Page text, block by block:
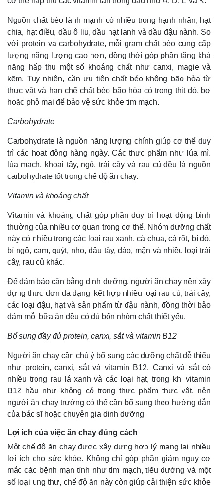
Thế giới
Quan sát
Cuộc sống đó đây
Multimedia
Video
Ảnh
Infographic
Nguồn chất béo lành mạnh có nhiều trong hạnh nhân, hạt
chia, hạt điều, dầu ô liu, dầu hạt lanh và dầu đậu nành. So
với protein và carbohydrate, mỗi gram chất béo cung cấp
lượng năng lượng cao hơn, đồng thời góp phần tăng khả
năng hấp thu một số khoáng chất như canxi, magie và
kẽm. Tuy nhiên, cần ưu tiên chất béo không bão hòa từ
thực vật và hạn chế chất béo bão hòa có trong thịt đỏ, bơ
hoặc phô mai để bảo vệ sức khỏe tim mạch.
Carbohydrate
Carbohydrate là nguồn năng lượng chính giúp cơ thể duy
trì các hoạt động hàng ngày. Các thực phẩm như lúa mì,
lúa mạch, khoai tây, ngô, trái cây và rau củ đều là nguồn
carbohydrate tốt trong chế độ ăn chay.
Vitamin và khoáng chất
Vitamin và khoáng chất góp phần duy trì hoạt động bình
thường của nhiều cơ quan trong cơ thể. Nhóm dưỡng chất
này có nhiều trong các loại rau xanh, cà chua, cà rốt, bí đỏ,
bí ngô, cam, quýt, nho, dâu tây, đào, mận và nhiều loại trái
cây, rau củ khác.
Để đảm bảo cân bằng dinh dưỡng, người ăn chay nên xây
dựng thực đơn đa dạng, kết hợp nhiều loại rau củ, trái cây,
các loại đậu, hạt và sản phẩm từ đậu nành, đồng thời bảo
đảm mỗi bữa ăn đều có đủ bốn nhóm chất thiết yếu.
Bổ sung đầy đủ protein, canxi, sắt và vitamin B12
Người ăn chay cần chú ý bổ sung các dưỡng chất dễ thiếu
như protein, canxi, sắt và vitamin B12. Canxi và sắt có
nhiều trong rau lá xanh và các loại hạt, trong khi vitamin
B12 hầu như không có trong thực phẩm thực vật, nên
người ăn chay trường có thể cần bổ sung theo hướng dẫn
của bác sĩ hoặc chuyên gia dinh dưỡng.
Lợi ích của việc ăn chay đúng cách
Một chế độ ăn chay được xây dựng hợp lý mang lại nhiều
lợi ích cho sức khỏe. Không chỉ góp phần giảm nguy cơ
mắc các bệnh mạn tính như tim mạch, tiểu đường và một
số loại ung thư, chế độ ăn này còn giúp cải thiện sức khỏe